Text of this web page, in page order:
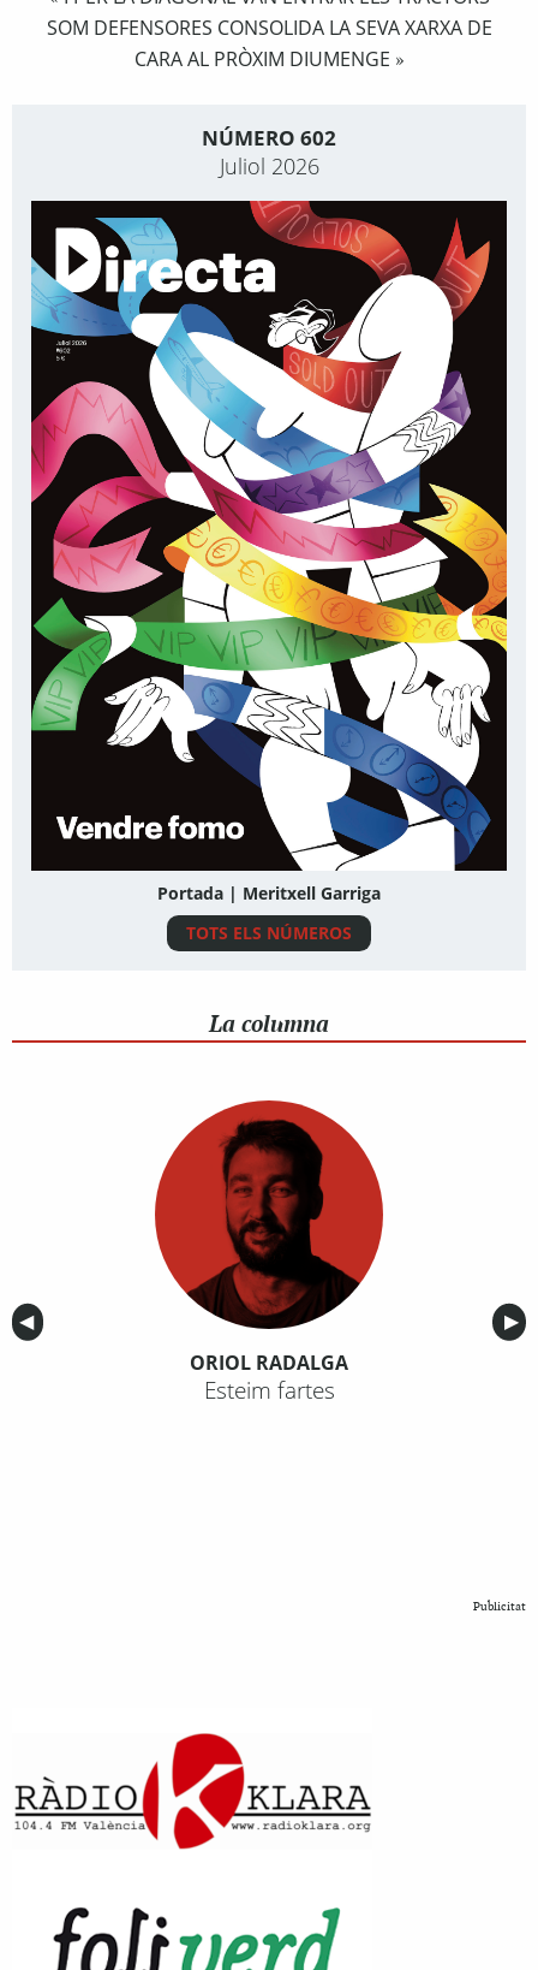
SOM DEFENSORES CONSOLIDA LA SEVA XARXA DE
CARA AL PRÒXIM DIUMENGE »
NÚMERO 602
Juliol 2026
Portada | Meritxell Garriga
TOTS ELS NÚMEROS
La columna
Anterior
◀︎ ▶︎
ORIOL RADALGA
Esteim fartes
Publicitat